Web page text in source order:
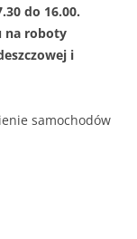
do 16.00.
na roboty
i
samochodów